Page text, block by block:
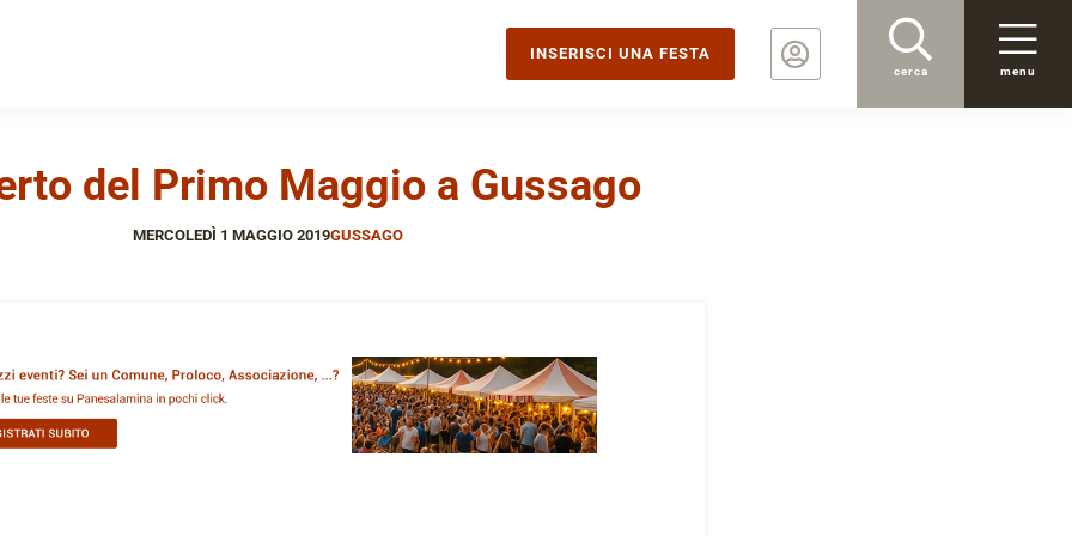
INSERISCI UNA FESTA
cerca menu
del Primo Maggio a Gussago
MERCOLEDÌ 1 MAGGIO 2019GUSSAGO